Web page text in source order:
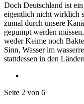
Doch Deutschland ist
eigentlich nicht wirklich
zumal durch unsere
gepumpt werden
weder Keime noch
Sinn, Wasser im
stattdessen in den
Seite 2 von 6